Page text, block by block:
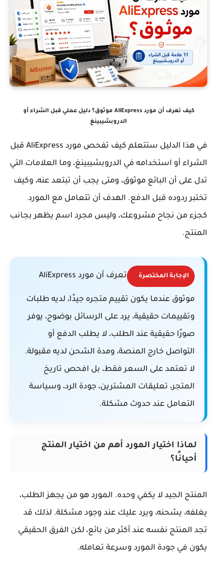
كيف تعرف أن مورد AliExpress موثوق؟ دليل عملي قبل الشراء أو
الدروبشيبينغ
في هذا الدليل ستتعلم كيف تفحص مورد AliExpress قبل
الشراء أو استخدامه في الدروبشيبينغ، وما العلامات التي
تدل على أن البائع موثوق، ومتى يجب أن تبتعد عنه، وكيف
تختبر ردوده قبل الدفع. الهدف أن تتعامل مع المورد
كجزء من نجاح مشروعك، وليس مجرد اسم يظهر بجانب
المنتج.
الإجابة المختصرة تعرف أن مورد AliExpress
موثوق عندما يكون تقييم متجره جيدًا، لديه طلبات
وتقييمات حقيقية، يرد على الرسائل بوضوح، يوفر
صورًا حقيقية عند الطلب، لا يطلب الدفع أو
التواصل خارج المنصة، ومدة الشحن لديه مقبولة.
لا تعتمد على السعر فقط، بل افحص تاريخ
المتجر، تعليقات المشترين، جودة الرد، وسياسة
التعامل عند حدوث مشكلة.
لماذا اختيار المورد أهم من اختيار المنتج
أحيانًا؟
المنتج الجيد لا يكفي وحده. المورد هو من يجهز الطلب،
يغلفه، يشحنه، ويرد عليك عند وجود مشكلة. لذلك قد
تجد المنتج نفسه عند أكثر من بائع، لكن الفرق الحقيقي
يكون في جودة المورد وسرعة تعامله.